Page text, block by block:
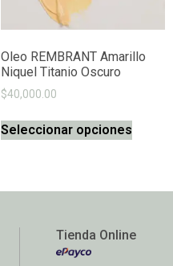
Oleo REMBRANT Amarillo
Niquel Titanio Oscuro
$40,000.00
Seleccionar opciones
Tienda Online